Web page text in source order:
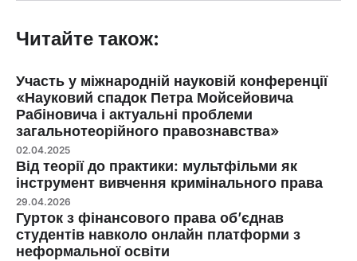
Читайте також:
Участь у міжнародній науковій конференції
«Науковий спадок Петра Мойсейовича
Рабіновича і актуальні проблеми
загальнотеорійного правознавства»
02.04.2025
Від теорії до практики: мультфільми як
інструмент вивчення кримінального права
29.04.2026
Гурток з фінансового права об’єднав
студентів навколо онлайн платформи з
неформальної освіти